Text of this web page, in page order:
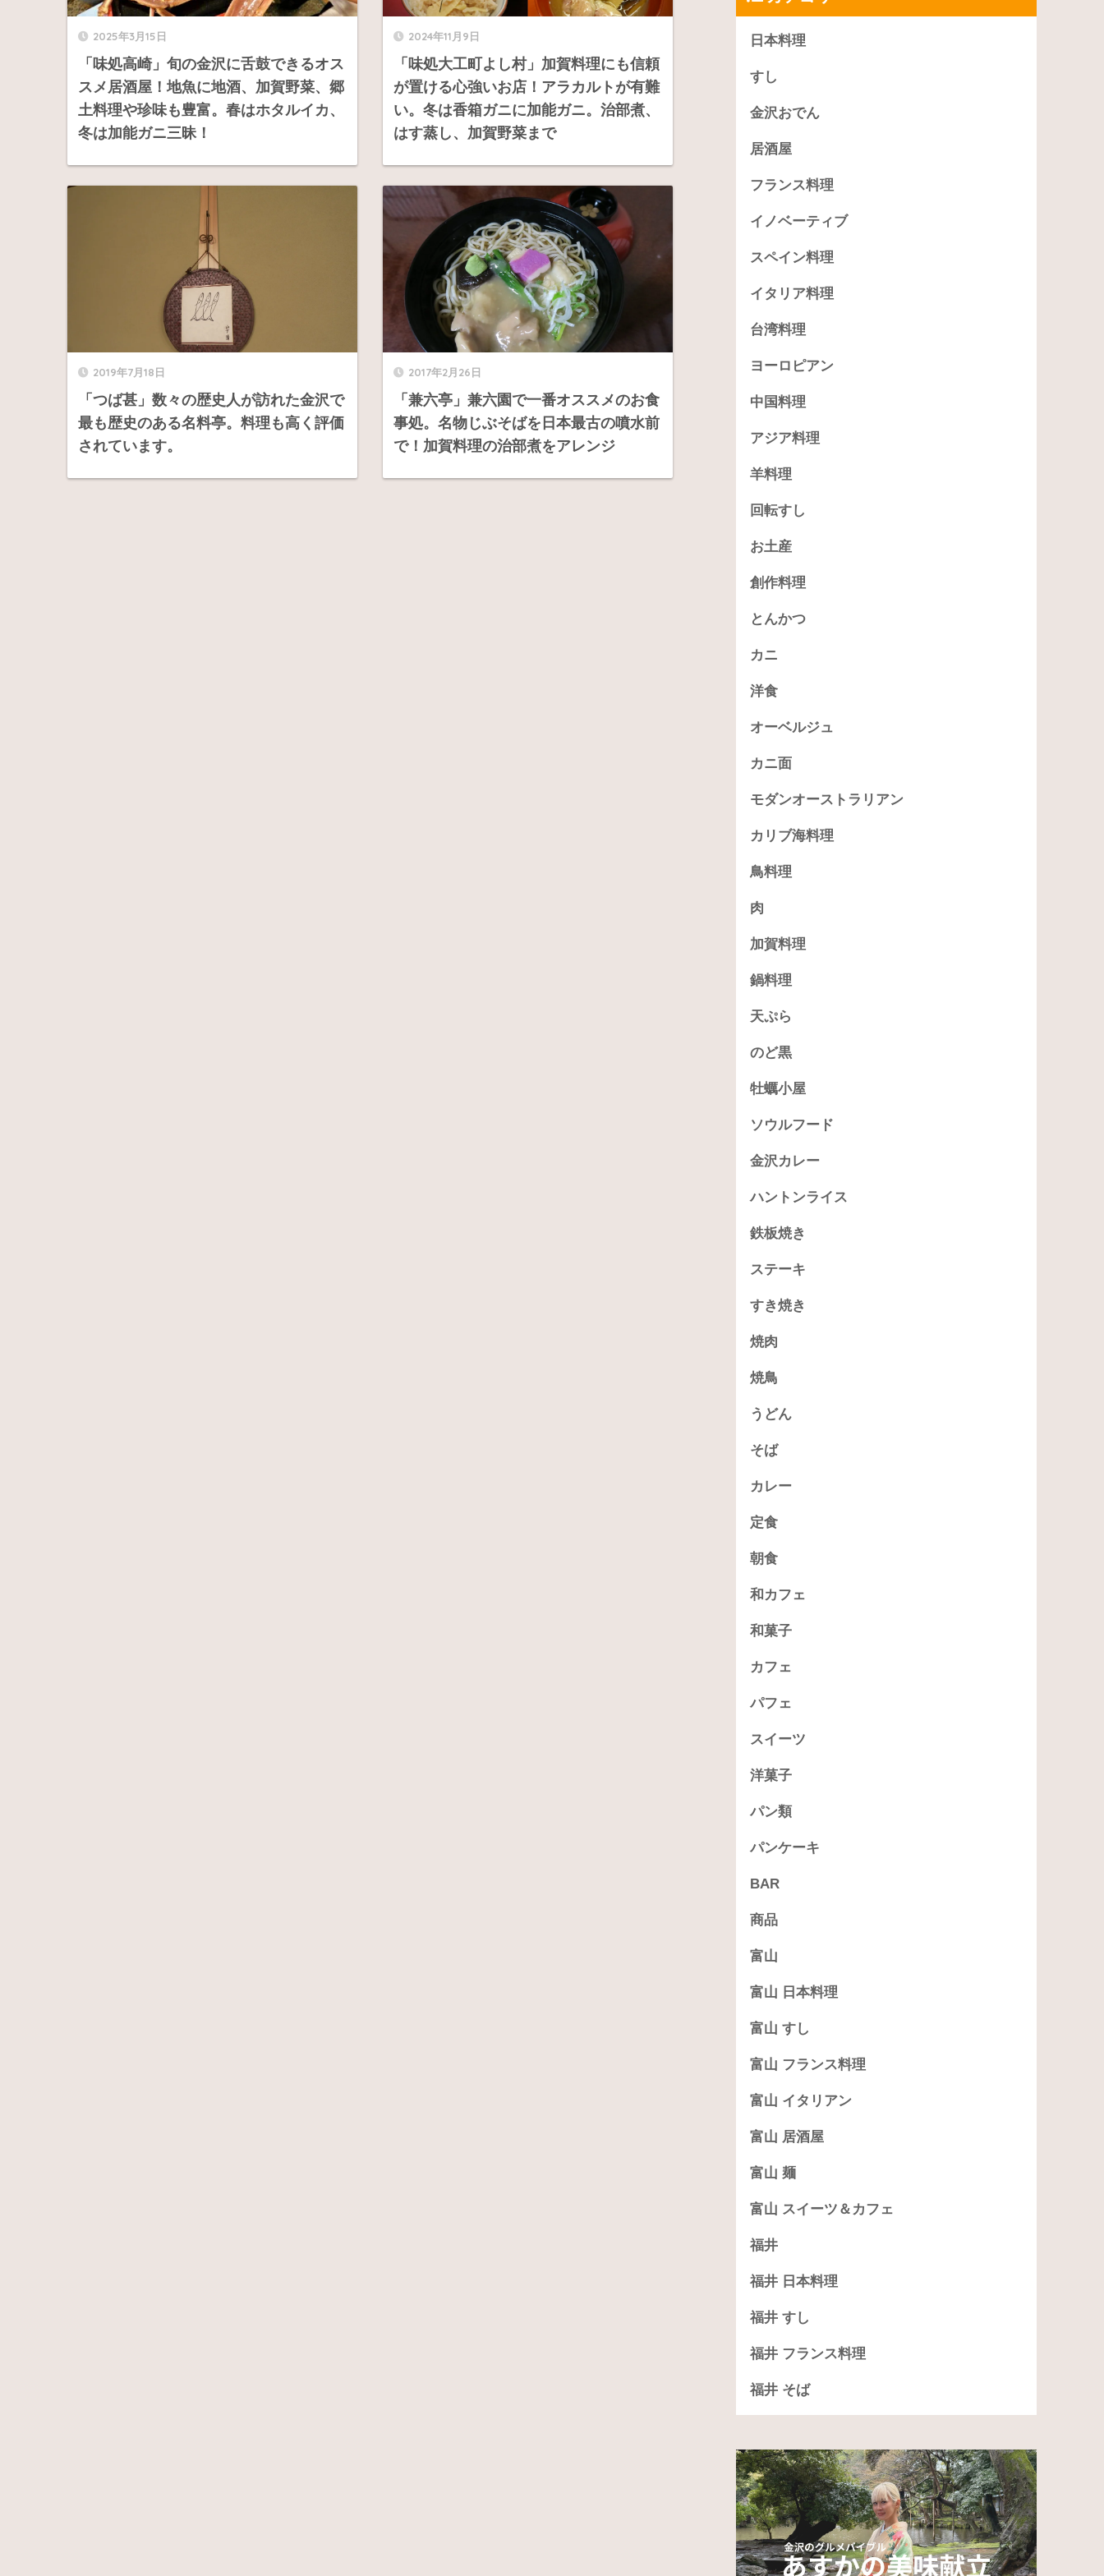
2025年3月15日
「味処高崎」旬の金沢に舌鼓できるオス
スメ居酒屋！地魚に地酒、加賀野菜、郷
土料理や珍味も豊富。春はホタルイカ、
冬は加能ガニ三昧！
2024年11月9日
「味処大工町よし村」加賀料理にも信頼
が置ける心強いお店！アラカルトが有難
い。冬は香箱ガニに加能ガニ。治部煮、
はす蒸し、加賀野菜まで
2019年7月18日
「つば甚」数々の歴史人が訪れた金沢で
最も歴史のある名料亭。料理も高く評価
されています。
2017年2月26日
「兼六亭」兼六園で一番オススメのお食
事処。名物じぶそばを日本最古の噴水前
で！加賀料理の治部煮をアレンジ
日本料理
すし
金沢おでん
居酒屋
フランス料理
イノベーティブ
スペイン料理
イタリア料理
台湾料理
ヨーロピアン
中国料理
アジア料理
羊料理
回転すし
お土産
創作料理
とんかつ
カニ
洋食
オーベルジュ
カニ面
モダンオーストラリアン
カリブ海料理
鳥料理
肉
加賀料理
鍋料理
天ぷら
のど黒
牡蠣小屋
ソウルフード
金沢カレー
ハントンライス
鉄板焼き
ステーキ
すき焼き
焼肉
焼鳥
うどん
そば
カレー
定食
朝食
和カフェ
和菓子
カフェ
パフェ
スイーツ
洋菓子
パン類
パンケーキ
BAR
商品
富山
富山 日本料理
富山 すし
富山 フランス料理
富山 イタリアン
富山 居酒屋
富山 麺
富山 スイーツ＆カフェ
福井
福井 日本料理
福井 すし
福井 フランス料理
福井 そば